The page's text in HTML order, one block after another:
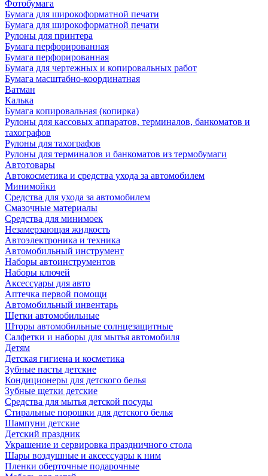
Фотобумага
Бумага для широкоформатной печати
Бумага для широкоформатной печати
Рулоны для принтера
Бумага перфорированная
Бумага перфорированная
Бумага для чертежных и копировальных работ
Бумага масштабно-координатная
Ватман
Калька
Бумага копировальная (копирка)
Рулоны для кассовых аппаратов, терминалов, банкоматов и
тахографов
Рулоны для тахографов
Рулоны для терминалов и банкоматов из термобумаги
Автотовары
Автокосметика и средства ухода за автомобилем
Минимойки
Средства для ухода за автомобилем
Смазочные материалы
Средства для минимоек
Незамерзающая жидкость
Автоэлектроника и техника
Автомобильный инструмент
Наборы автоинструментов
Наборы ключей
Аксессуары для авто
Аптечка первой помощи
Автомобильный инвентарь
Щетки автомобильные
Шторы автомобильные солнцезащитные
Салфетки и наборы для мытья автомобиля
Детям
Детская гигиена и косметика
Зубные пасты детские
Кондиционеры для детского белья
Зубные щетки детские
Средства для мытья детской посуды
Стиральные порошки для детского белья
Шампуни детские
Детский праздник
Украшение и сервировка праздничного стола
Шары воздушные и аксессуары к ним
Пленки оберточные подарочные